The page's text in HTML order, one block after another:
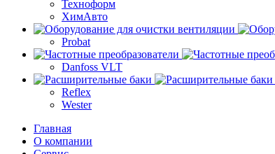
Техноформ
ХимАвто
Probat
Danfoss VLT
Reflex
Wester
Главная
О компании